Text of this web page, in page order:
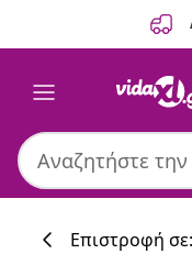
Επιστροφή